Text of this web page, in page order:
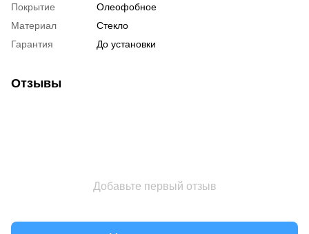
Покрытие
Олеофобное
Материал
Стекло
Гарантия
До установки
Отзывы
Добавьте первый отзыв